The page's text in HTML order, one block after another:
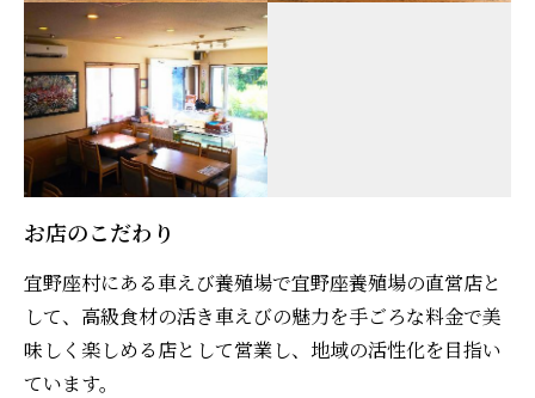
お店のこだわり
宜野座村にある車えび養殖場で宜野座養殖場の直営店と
して、高級食材の活き車えびの魅力を手ごろな料金で美
味しく楽しめる店として営業し、地域の活性化を目指い
ています。